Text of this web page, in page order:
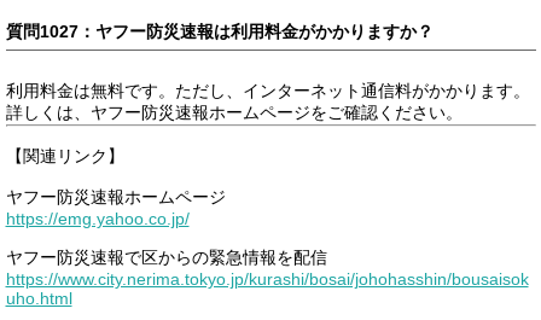
質問1027：ヤフー防災速報は利用料金がかかりますか？
利用料金は無料です。ただし、インターネット通信料がかかります。
詳しくは、ヤフー防災速報ホームページをご確認ください。
【関連リンク】
ヤフー防災速報ホームページ
https://emg.yahoo.co.jp/
ヤフー防災速報で区からの緊急情報を配信
https://www.city.nerima.tokyo.jp/kurashi/bosai/johohasshin/bousaisok
uho.html